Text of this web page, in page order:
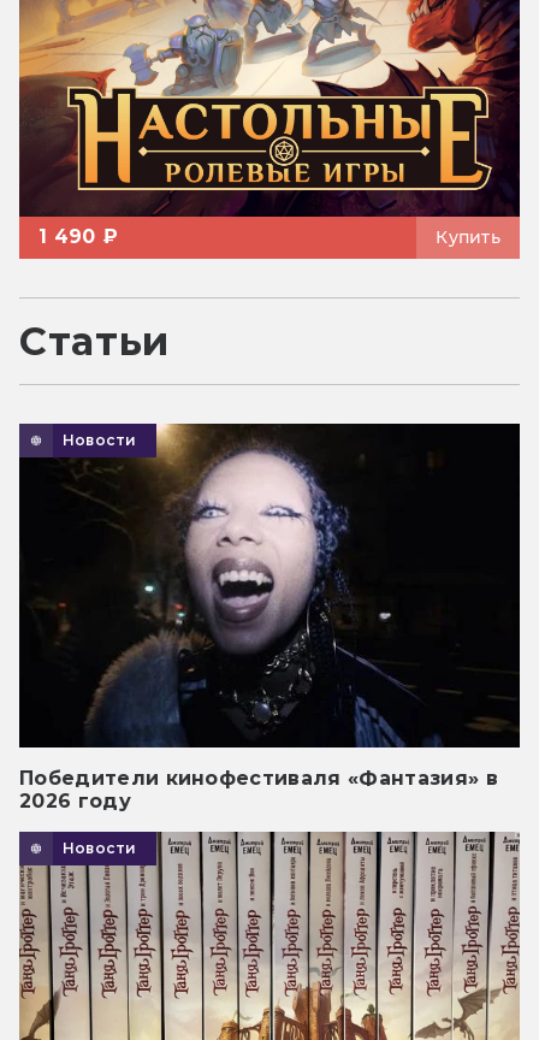
1 490 ₽ Купить
Статьи
Новости
Победители кинофестиваля «Фантазия» в
2026 году
Новости